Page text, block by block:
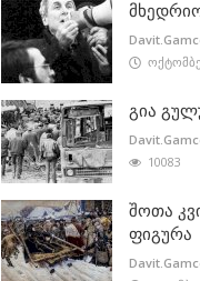
გია
10083
შოთა
ფიგურა